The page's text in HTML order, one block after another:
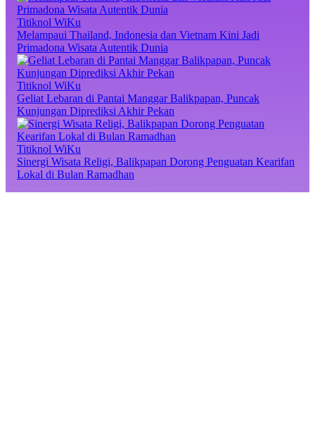
Titiknol WiKu
Melampaui Thailand, Indonesia dan Vietnam Kini Jadi
Primadona Wisata Autentik Dunia
Titiknol WiKu
Geliat Lebaran di Pantai Manggar Balikpapan, Puncak
Kunjungan Diprediksi Akhir Pekan
Titiknol WiKu
Sinergi Wisata Religi, Balikpapan Dorong Penguatan Kearifan
Lokal di Bulan Ramadhan